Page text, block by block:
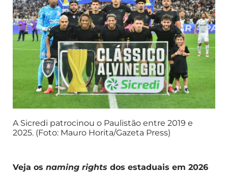
A Sicredi patrocinou o Paulistão entre 2019 e
2025. (Foto: Mauro Horita/Gazeta Press)
Veja os naming rights dos estaduais em 2026